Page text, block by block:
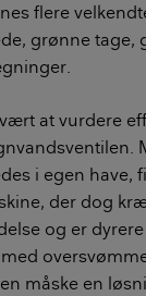
flere
grønne
at vurdere
i egen have,
der dog
og er
måske en